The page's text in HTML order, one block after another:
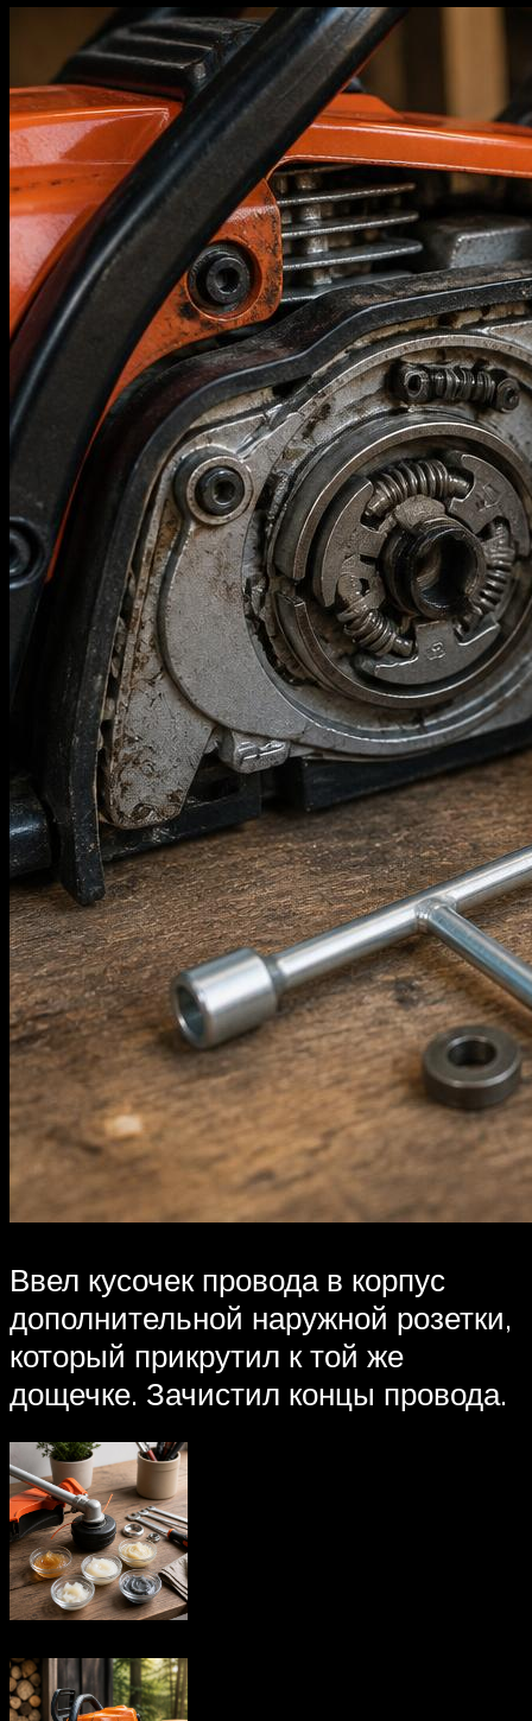
Ввел кусочек провода в корпус
дополнительной наружной розетки,
который прикрутил к той же
дощечке. Зачистил концы провода.